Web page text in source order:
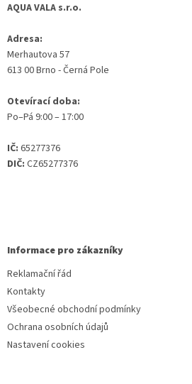
AQUA VALA s.r.o.
Adresa:
Merhautova 57
613 00 Brno - Černá Pole
Otevírací doba:
Po–Pá 9:00 – 17:00
IČ: 65277376
DIČ: CZ65277376
Informace pro zákazníky
Reklamační řád
Kontakty
Všeobecné obchodní podmínky
Ochrana osobních údajů
Nastavení cookies